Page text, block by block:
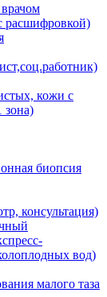
расшифровкой)
кожи с
зона)
биопсия
консультация)
вод)
малого таза